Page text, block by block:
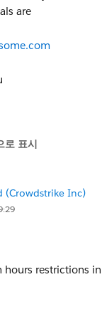
are
into Apex Data
your token
to do that:
data loader
it a spin.
로 표시
(Crowdstrike Inc)
hours restrictions